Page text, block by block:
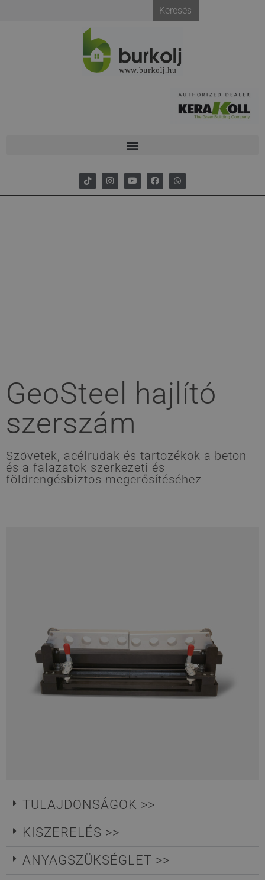
Keresés
GeoSteel hajlító
szerszám
Szövetek, acélrudak és tartozékok a beton
és a falazatok szerkezeti és
földrengésbiztos megerősítéséhez
TULAJDONSÁGOK >>
KISZERELÉS >>
ANYAGSZÜKSÉGLET >>